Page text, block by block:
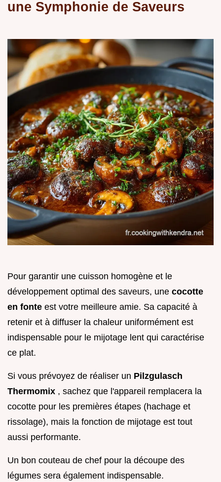
une Symphonie de Saveurs
Pour garantir une cuisson homogène et le
développement optimal des saveurs, une cocotte
en fonte est votre meilleure amie. Sa capacité à
retenir et à diffuser la chaleur uniformément est
indispensable pour le mijotage lent qui caractérise
ce plat.
Si vous prévoyez de réaliser un Pilzgulasch
Thermomix , sachez que l'appareil remplacera la
cocotte pour les premières étapes (hachage et
rissolage), mais la fonction de mijotage est tout
aussi performante.
Un bon couteau de chef pour la découpe des
légumes sera également indispensable.